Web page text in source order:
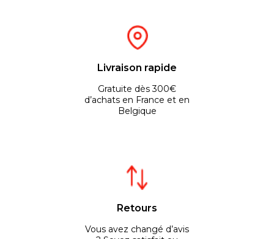
Livraison rapide
Gratuite dès 300€
d’achats en France et en
Belgique
Retours
Vous avez changé d’avis